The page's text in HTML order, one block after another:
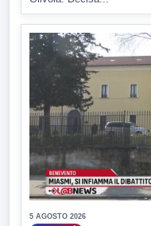
5 AGOSTO 2026